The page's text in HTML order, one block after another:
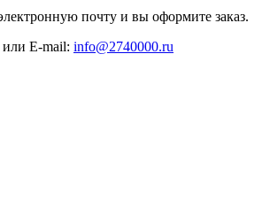
почту и вы оформите заказ.
или E-mail: info@2740000.ru